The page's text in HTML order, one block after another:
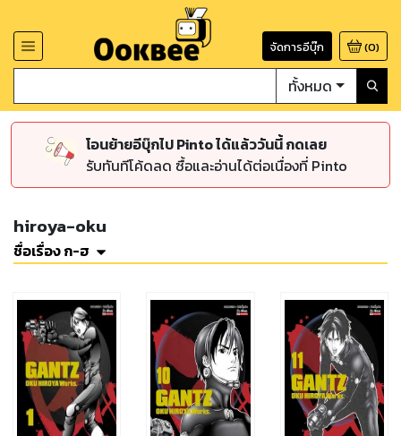
จัดการอีบุ๊ก (0)
ทั้งหมด
โอนย้ายอีบุ๊กไป Pinto ได้แล้ววันนี้ กดเลย
รับทันทีโค้ดลด ซื้อและอ่านได้ต่อเนื่องที่ Pinto
hiroya-oku
ชื่อเรื่อง ก-ฮ